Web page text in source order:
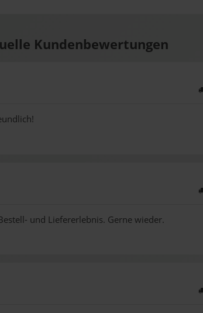
Kundenbewertungen
und Liefererlebnis. Gerne wieder.